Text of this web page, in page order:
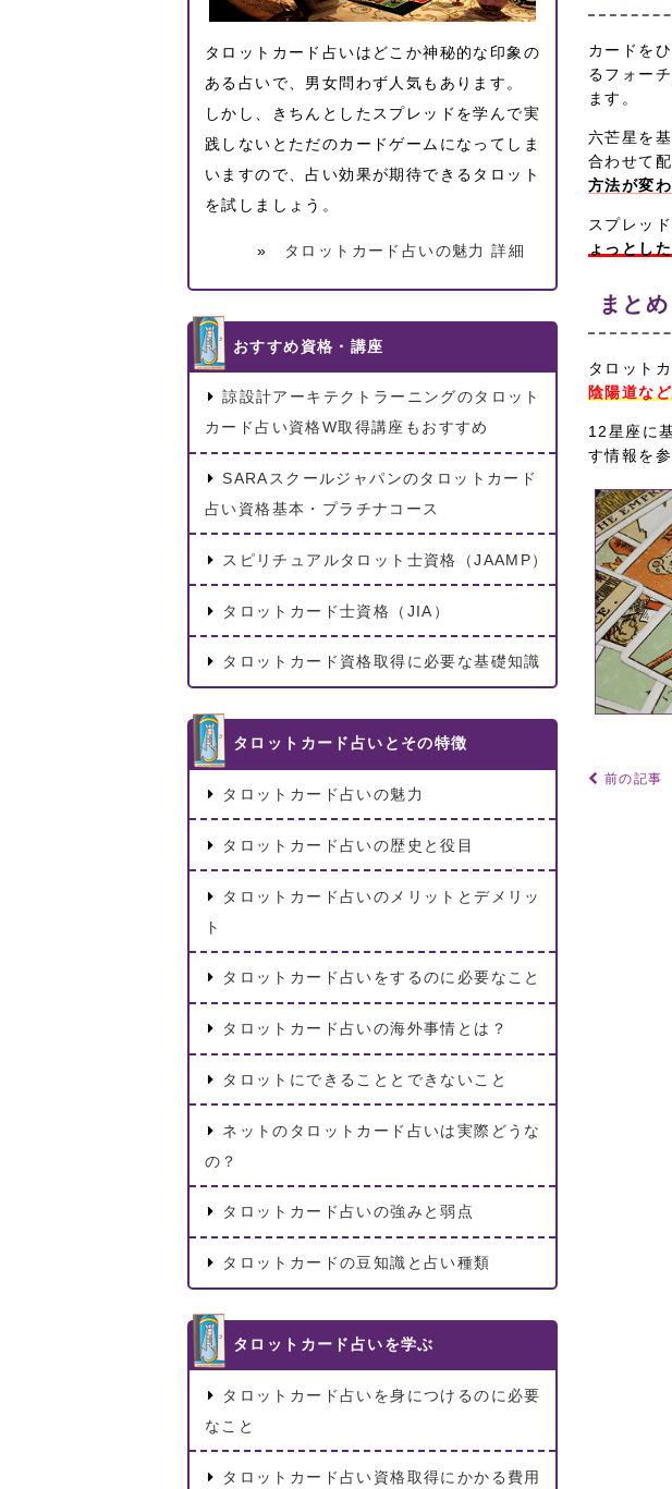
カードを
るフォー
ます。
六芒星を
合わせて
方法が変
スプレッ
ょっとし
まとめ
タロット
陰陽道な
12星座に
す情報を
前の記事
タロットカード占いはどこか神秘的な印象の
ある占いで、男女問わず人気もあります。
しかし、きちんとしたスプレッドを学んで実
践しないとただのカードゲームになってしま
いますので、占い効果が期待できるタロット
を試しましょう。
» タロットカード占いの魅力 詳細
おすすめ資格・講座
諒設計アーキテクトラーニングのタロット
カード占い資格W取得講座もおすすめ
SARAスクールジャパンのタロットカード
占い資格基本・プラチナコース
スピリチュアルタロット士資格（JAAMP）
タロットカード士資格（JIA）
タロットカード資格取得に必要な基礎知識
タロットカード占いとその特徴
タロットカード占いの魅力
タロットカード占いの歴史と役目
タロットカード占いのメリットとデメリッ
ト
タロットカード占いをするのに必要なこと
タロットカード占いの海外事情とは？
タロットにできることとできないこと
ネットのタロットカード占いは実際どうな
の？
タロットカード占いの強みと弱点
タロットカードの豆知識と占い種類
タロットカード占いを学ぶ
タロットカード占いを身につけるのに必要
なこと
タロットカード占い資格取得にかかる費用